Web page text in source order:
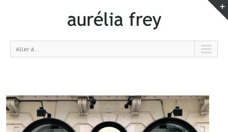
Aller à...